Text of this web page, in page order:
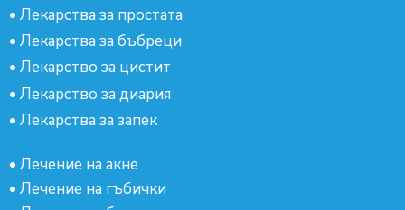
• Лекарства за простата
• Лекарства за бъбреци
• Лекарство за цистит
• Лекарство за диария
• Лекарства за запек
• Лечение на акне
• Лечение на гъбички